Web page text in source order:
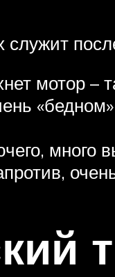
служит
мотор –
много